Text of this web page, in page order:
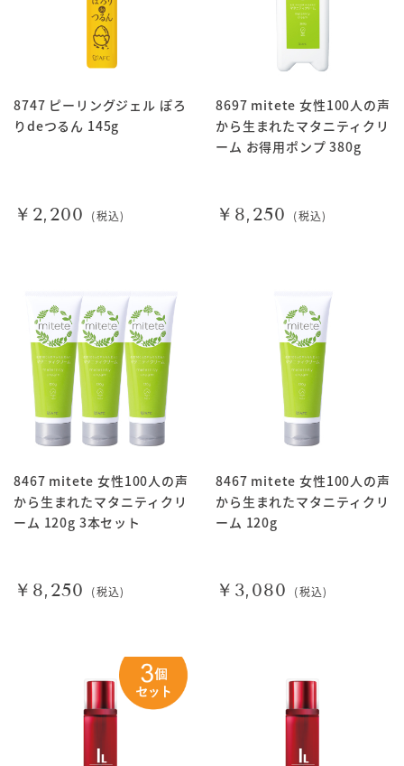
8747 ピーリングジェル ぽろ
りdeつるん 145g
￥2,200 (税込)
8697 mitete 女性100人の声
から生まれたマタニティクリ
ーム お得用ポンプ 380g
￥8,250 (税込)
8467 mitete 女性100人の声
から生まれたマタニティクリ
ーム 120g 3本セット
￥8,250 (税込)
8467 mitete 女性100人の声
から生まれたマタニティクリ
ーム 120g
￥3,080 (税込)